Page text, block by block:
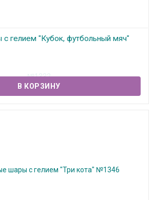
гелием "Кубок, футбольный мяч"